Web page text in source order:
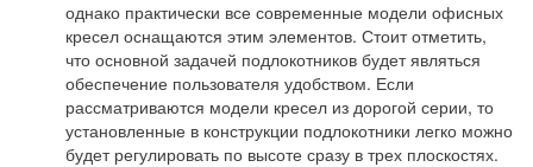
однако практически все современные модели офисных
кресел оснащаются этим элементов. Стоит отметить,
что основной задачей подлокотников будет являться
обеспечение пользователя удобством. Если
рассматриваются модели кресел из дорогой серии, то
установленные в конструкции подлокотники легко можно
будет регулировать по высоте сразу в трех плоскостях.